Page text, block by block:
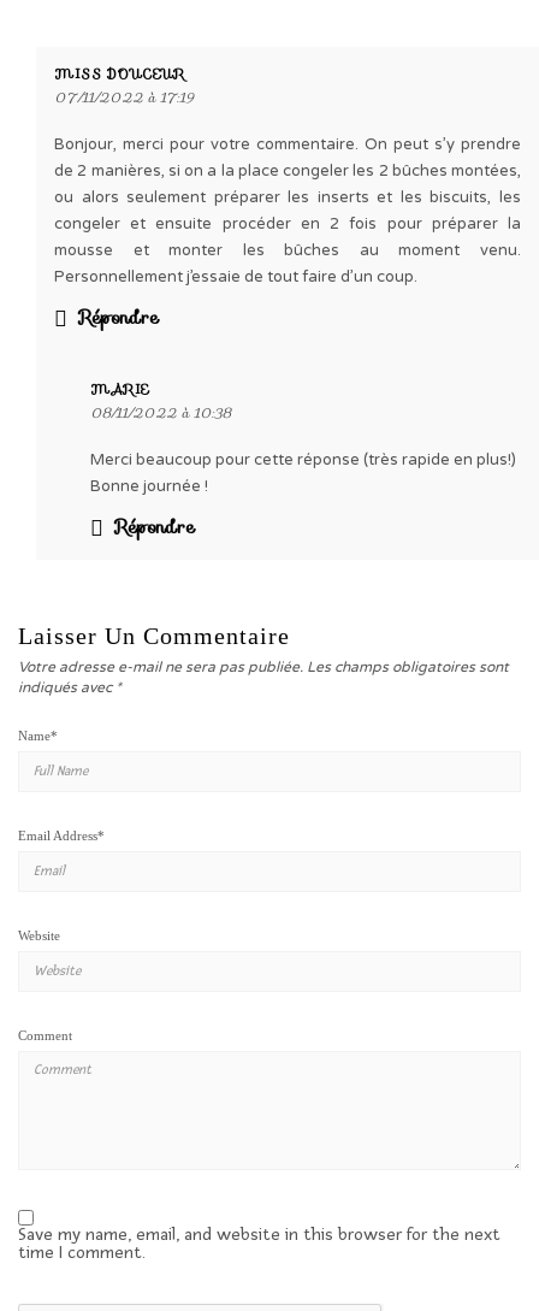
MISS DOUCEUR
07/11/2022 à 17:19
Bonjour, merci pour votre commentaire. On peut s’y prendre
de 2 manières, si on a la place congeler les 2 bûches montées,
ou alors seulement préparer les inserts et les biscuits, les
congeler et ensuite procéder en 2 fois pour préparer la
mousse et monter les bûches au moment venu.
Personnellement j’essaie de tout faire d’un coup.
Répondre
MARIE
08/11/2022 à 10:38
Merci beaucoup pour cette réponse (très rapide en plus!)
Bonne journée !
Répondre
Laisser Un Commentaire
Votre adresse e-mail ne sera pas publiée. Les champs obligatoires sont
indiqués avec *
Name*
Email Address*
Website
Comment
Save my name, email, and website in this browser for the next
time I comment.